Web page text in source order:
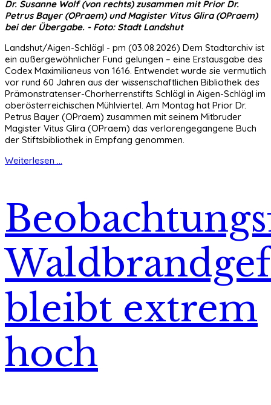
Dr. Susanne Wolf (von rechts) zusammen mit Prior Dr.
Petrus Bayer (OPraem) und Magister Vitus Glira (OPraem)
bei der Übergabe. - Foto: Stadt Landshut
Landshut/Aigen-Schlägl - pm (03.08.2026) Dem Stadtarchiv ist
ein außergewöhnlicher Fund gelungen – eine Erstausgabe des
Codex Maximilianeus von 1616. Entwendet wurde sie vermutlich
vor rund 60 Jahren aus der wissenschaftlichen Bibliothek des
Prämonstratenser-Chorherrenstifts Schlägl in Aigen-Schlägl im
oberösterreichischen Mühlviertel. Am Montag hat Prior Dr.
Petrus Bayer (OPraem) zusammen mit seinem Mitbruder
Magister Vitus Glira (OPraem) das verlorengegangene Buch
der Stiftsbibliothek in Empfang genommen.
Weiterlesen ...
bleibt extrem
hoch